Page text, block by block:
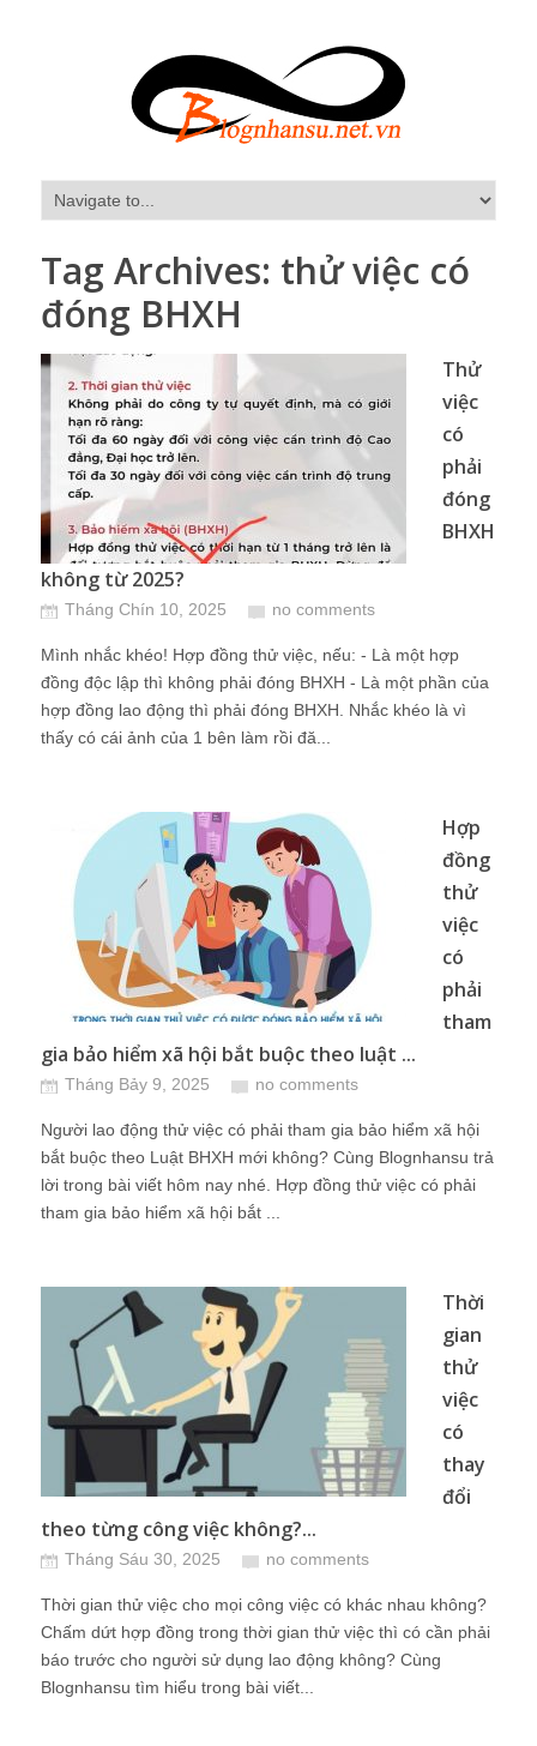
Tag Archives: thử việc có
đóng BHXH
Thử
việc
có
phải
đóng
BHXH
không từ 2025?
Tháng Chín 10, 2025 no comments
Mình nhắc khéo! Hợp đồng thử việc, nếu: - Là một hợp
đồng độc lập thì không phải đóng BHXH - Là một phần của
hợp đồng lao động thì phải đóng BHXH. Nhắc khéo là vì
thấy có cái ảnh của 1 bên làm rồi đă...
Hợp
đồng
thử
việc
có
phải
tham
gia bảo hiểm xã hội bắt buộc theo luật ...
Tháng Bảy 9, 2025 no comments
Người lao động thử việc có phải tham gia bảo hiểm xã hội
bắt buộc theo Luật BHXH mới không? Cùng Blognhansu trả
lời trong bài viết hôm nay nhé. Hợp đồng thử việc có phải
tham gia bảo hiểm xã hội bắt ...
Thời
gian
thử
việc
có
thay
đổi
theo từng công việc không?...
Tháng Sáu 30, 2025 no comments
Thời gian thử việc cho mọi công việc có khác nhau không?
Chấm dứt hợp đồng trong thời gian thử việc thì có cần phải
báo trước cho người sử dụng lao động không? Cùng
Blognhansu tìm hiểu trong bài viết...